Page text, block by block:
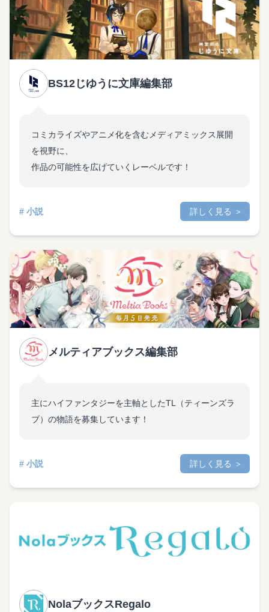
BS12じゆうに文庫編集部
コミカライズやアニメ化を含むメディアミックス展開
を視野に、
作品の可能性を広げていくレーベルです！
# 小説 詳しく見る ＞
メルティアブックス編集部
主にハイファンタジーを主軸としたTL（ティーンズラ
ブ）の物語を募集しています！
# 小説 詳しく見る ＞
NolaブックスRegalo